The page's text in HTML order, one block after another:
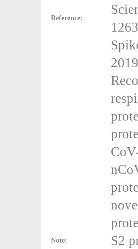
Reference:
Note:
S2